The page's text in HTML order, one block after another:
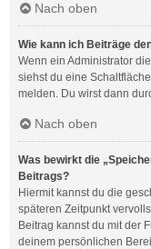
Nach oben
Wie kann ich Beiträge
Wenn ein Administrator
siehst du eine
melden. Du wirst dann
Nach oben
Was bewirkt die
Beitrags?
Hiermit kannst du die
späteren Zeitpunkt
Beitrag kannst du mit der
deinem persönlichen